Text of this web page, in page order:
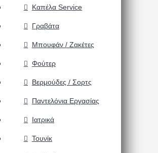
Καπέλα Service
Γραβάτα
Μπουφάν / Ζακέτες
Φούτερ
Βερμούδες / Σορτς
Παντελόνια Εργασίας
Ιατρικά
Τουνίκ